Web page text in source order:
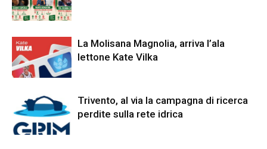
La Molisana Magnolia, arriva l’ala
lettone Kate Vilka
Trivento, al via la campagna di ricerca
perdite sulla rete idrica